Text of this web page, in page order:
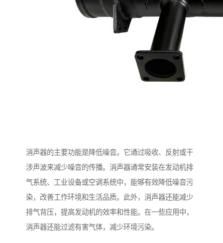
消声器的主要功能是降低噪音。它通过吸收、反射或干
涉声波来减少噪音的传播。消声器通常安装在发动机排
气系统、工业设备或空调系统中，能够有效降低噪音污
染，改善工作环境和生活品质。此外，消声器还能减少
排气背压，提高发动机的效率和性能。在一些应用中，
消声器还能过滤有害气体，减少环境污染。